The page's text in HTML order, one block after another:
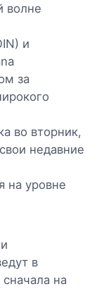
волне
и
за
во вторник,
недавние
на уровне
в
на